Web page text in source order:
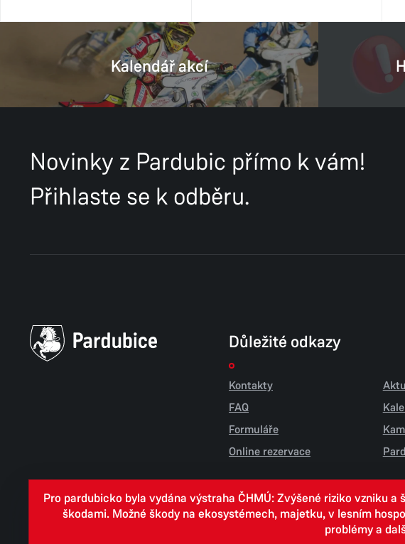
Kalendář akcí
Novinky z Pardubic přímo k vám!
Přihlaste se k odběru.
Důležité odkazy
Kontakty
FAQ
Formuláře
Online rezervace
Pro pardubicko byla vydána výstraha ČHMÚ: Zvýšené riziko vzniku
škodami. Možné škody na ekosystémech, majetku, v lesním
problémy a